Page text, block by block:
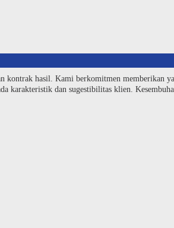
kontrak hasil. Kami berkomitmen memberikan
karakteristik dan sugestibilitas klien.